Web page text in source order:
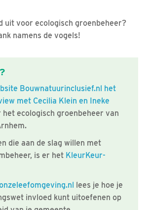
uit voor ecologisch groenbeheer?
namens de vogels!
Bouwnatuurinclusief.nl het
met Cecilia Klein en Ineke
het ecologisch groenbeheer van
die aan de slag willen met
is er het KleurKeur-
lees je hoe je
invloed kunt uitoefenen op